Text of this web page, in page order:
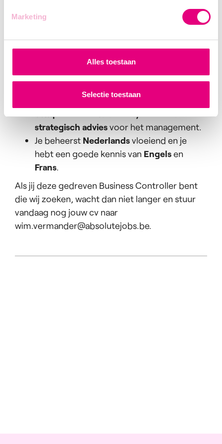
Marketing
Alles toestaan
Selectie toestaan
strategisch advies
bent IT-minded.
zelfstandige en proactieve
denkerdie met strakke deadlines kan
Je bent communicatief sterk en kan
strategisch adviesvoor het management.
Je beheerst Nederlandsvloeiend en je
hebt een goede kennis van Engelsen
Frans.
Als jij deze gedreven Business Controller bent
die wij zoeken, wacht dan niet langer en stuur
vandaag nog jouw cv naar
wim.vermander@absolutejobs.be.